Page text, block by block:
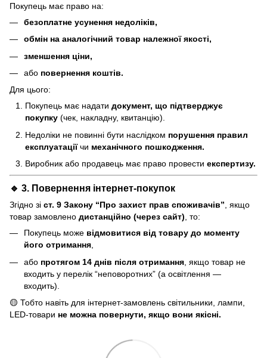
Покупець має право на:
безоплатне усунення недоліків,
обмін на аналогічний товар належної якості,
зменшення ціни,
або повернення коштів.
Для цього:
Покупець має надати документ, що підтверджує
покупку (чек, накладну, квитанцію).
Недоліки не повинні бути наслідком порушення правил
експлуатаціїчи механічного пошкодження.
Виробник або продавець має право провести експертизу.
🔹 3. Повернення інтернет-покупок
Згідно зі ст. 9 Закону “Про захист прав споживачів”, якщо
товар замовлено дистанційно (через сайт), то:
Покупець може відмовитися від товару до моменту
його отримання,
або протягом 14 днів після отримання , якщо товар не
входить у перелік “неповоротних” (а освітлення —
входить).
🟡 Тобто навіть для інтернет-замовлень світильники, лампи,
LED-товари не можна повернути, якщо вони якісні.